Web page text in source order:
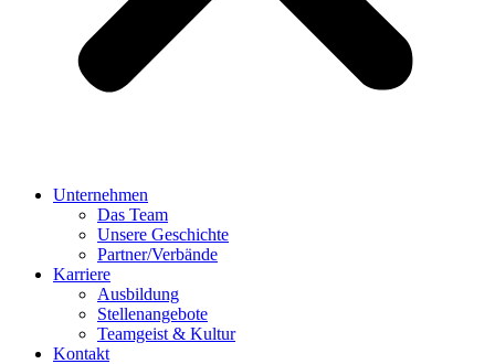
Unternehmen
Das Team
Unsere Geschichte
Partner/Verbände
Karriere
Ausbildung
Stellenangebote
Teamgeist & Kultur
Kontakt